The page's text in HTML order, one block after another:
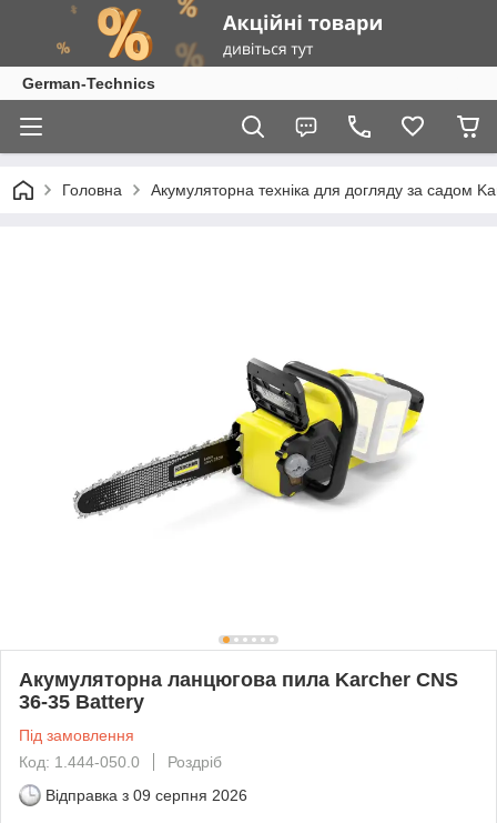
German-Technics
Головна Акумуляторна техніка для догляду за садом
Акумуляторна ланцюгова пила Karcher CNS
36-35 Battery
Під замовлення
Код: 1.444-050.0
Роздріб
Відправка з 09 серпня 2026